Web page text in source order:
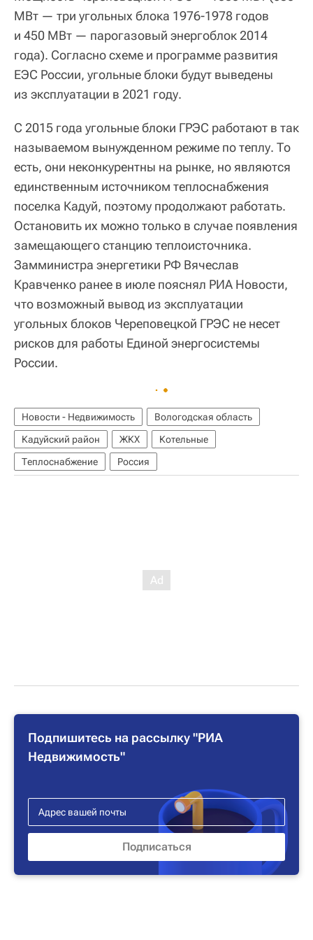
МВт — три угольных блока 1976-1978 годов
и 450 МВт — парогазовый энергоблок 2014
года). Согласно схеме и программе развития
ЕЭС России, угольные блоки будут выведены
из эксплуатации в 2021 году.
С 2015 года угольные блоки ГРЭС работают в так
называемом вынужденном режиме по теплу. То
есть, они неконкурентны на рынке, но являются
единственным источником теплоснабжения
поселка Кадуй, поэтому продолжают работать.
Остановить их можно только в случае появления
замещающего станцию теплоисточника.
Замминистра энергетики РФ Вячеслав
Кравченко ранее в июле пояснял РИА Новости,
что возможный вывод из эксплуатации
угольных блоков Череповецкой ГРЭС не несет
рисков для работы Единой энергосистемы
России.
Новости - Недвижимость
Вологодская область
Кадуйский район
ЖКХ
Котельные
Теплоснабжение
Россия
Подпишитесь на рассылку "РИА
Недвижимость"